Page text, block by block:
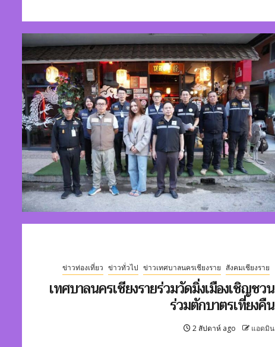
ข่าวท่องเที่ยว ข่าวทั่วไป ข่าวเทศบาลนครเชียงราย สังคมเชียงราย
เทศบาลนครเชียงรายร่วมวัดมิ่งเมืองเชิญชวน
ร่วมตักบาตรเที่ยงคืน
2 สัปดาห์ ago แอดมิน